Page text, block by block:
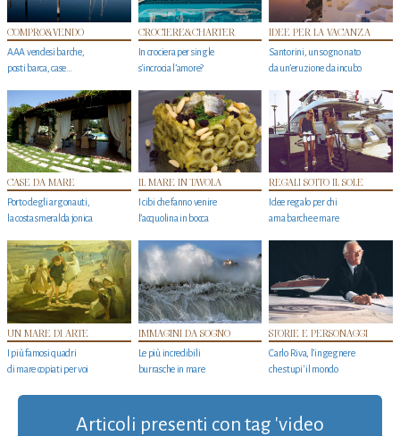
COMPRO&VENDO
AAA vendesi barche,
posti barca, case…
CROCIERE&CHARTER
In crociera per single
s'incrocia l’amore?
IDEE PER LA VACANZA
Santorini, un sogno nato
da un’eruzione da incubo
CASE DA MARE
Porto degli argonauti,
la costa smeralda jonica
IL MARE IN TAVOLA
I cibi che fanno venire
l’acquolina in bocca
REGALI SOTTO IL SOLE
Idee regalo per chi
ama barche e mare
UN MARE DI ARTE
I più famosi quadri
di mare copiati per voi
IMMAGINI DA SOGNO
Le più incredibili
burrasche in mare
STORIE E PERSONAGGI
Carlo Riva, l’ingegnere
che stupi' il mondo
Articoli presenti con tag 'video